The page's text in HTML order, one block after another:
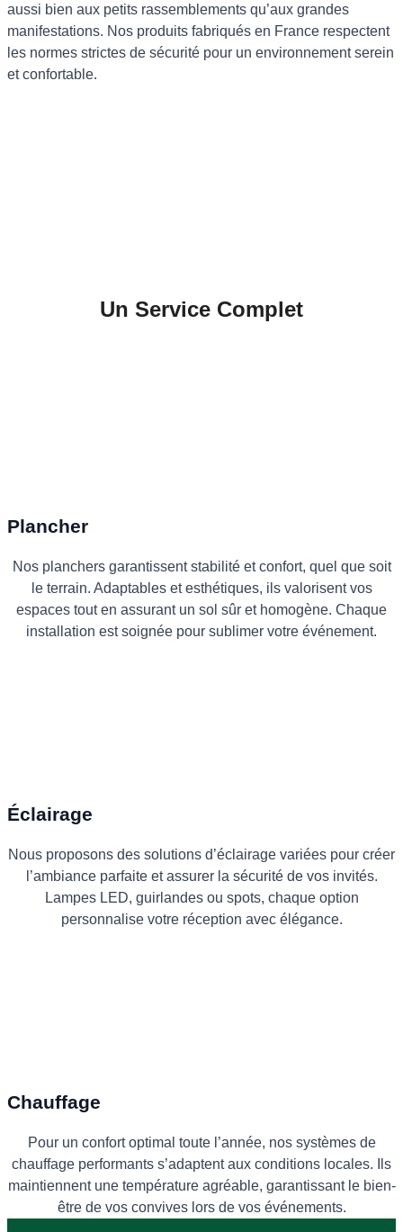
aussi bien aux petits rassemblements qu’aux grandes
manifestations. Nos produits fabriqués en France respectent
les normes strictes de sécurité pour un environnement serein
et confortable.
Un Service Complet
Plancher
Nos planchers garantissent stabilité et confort, quel que soit
le terrain. Adaptables et esthétiques, ils valorisent vos
espaces tout en assurant un sol sûr et homogène. Chaque
installation est soignée pour sublimer votre événement.
Éclairage
Nous proposons des solutions d’éclairage variées pour créer
l’ambiance parfaite et assurer la sécurité de vos invités.
Lampes LED, guirlandes ou spots, chaque option
personnalise votre réception avec élégance.
Chauffage
Pour un confort optimal toute l’année, nos systèmes de
chauffage performants s’adaptent aux conditions locales. Ils
maintiennent une température agréable, garantissant le bien-
être de vos convives lors de vos événements.